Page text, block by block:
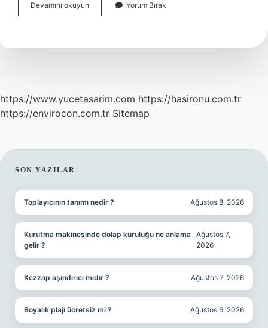
Devamını okuyun
Eleman
Yorum Bırak
https://www.yucetasarim.com https://hasironu.com.tr
https://envirocon.com.tr Sitemap
SIDEBAR
SON YAZILAR
Toplayıcının tanımı nedir ? Ağustos 8, 2026
Kurutma makinesinde dolap kuruluğu ne anlama
gelir ?
Ağustos 7,
2026
Kezzap aşındırıcı mıdır ? Ağustos 7, 2026
Boyalık plajı ücretsiz mi ? Ağustos 6, 2026